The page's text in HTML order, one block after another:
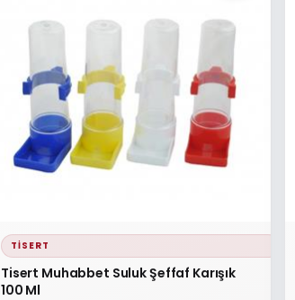
TISERT
Tisert Muhabbet Suluk Şeffaf Karışık
100 Ml